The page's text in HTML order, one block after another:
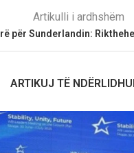
Artikulli i ardhshëm
për Sunderlandin:
ARTIKUJ TË